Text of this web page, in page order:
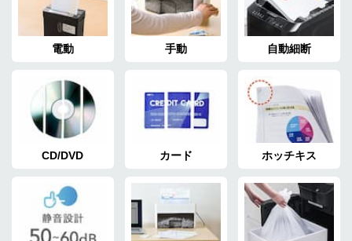
電動 手動 自動細断
CD/DVD カード ホッチキス